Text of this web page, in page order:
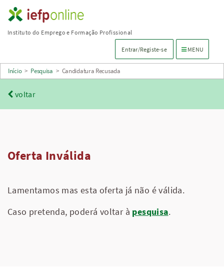
Saltar
para
principal
Instituto do Emprego e Formação Profissional
Entrar/Registe-se Menu de
MENU
Início > Pesquisa > Candidatura Recusada
voltar
Oferta Inválida
Lamentamos mas esta oferta já não é válida.
Caso pretenda, poderá voltar à pesquisa.